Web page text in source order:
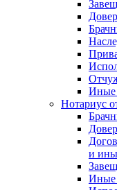
Иные
Нотариус
и
Иные